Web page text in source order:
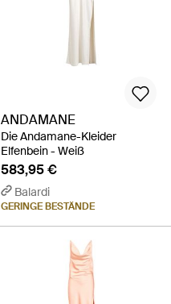
ANDAMANE
Die Andamane-Kleider
Elfenbein - Weiß
583,95 €
Balardi
GERINGE BESTÄNDE